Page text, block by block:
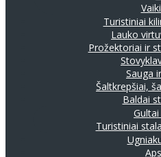
Turistiniai
Lauko
Prožektoriai ir
Sauga
Šaltkrepšiai,
Baldai
Gultai
Turistiniai